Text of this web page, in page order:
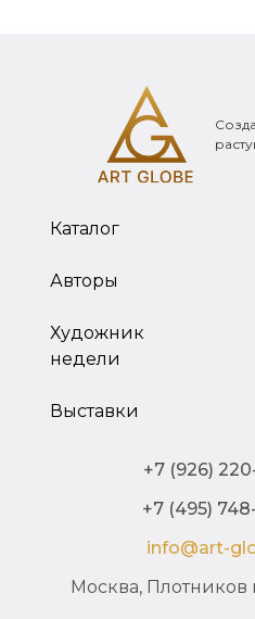
Каталог
Авторы
Художник
недели
Выставки
+7 (926)
+7 (495)
info@art-
Москва, Плотников